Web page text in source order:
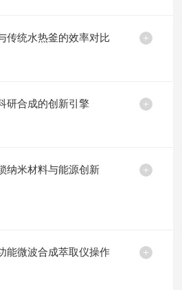
传统水热釜的效率对比
研合成的创新引擎
纳米材料与能源创新
能微波合成萃取仪操作